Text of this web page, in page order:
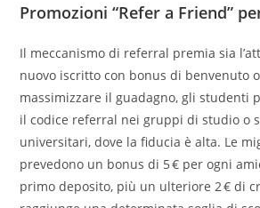
Promozioni “Refer a Friend”
Il meccanismo di referral premia sia
nuovo iscritto con bonus di benvenuto
massimizzare il guadagno, gli studenti
il codice referral nei gruppi di studio o
universitari, dove la fiducia è alta. Le
prevedono un bonus di 5 € per ogni
primo deposito, più un ulteriore 2 € di